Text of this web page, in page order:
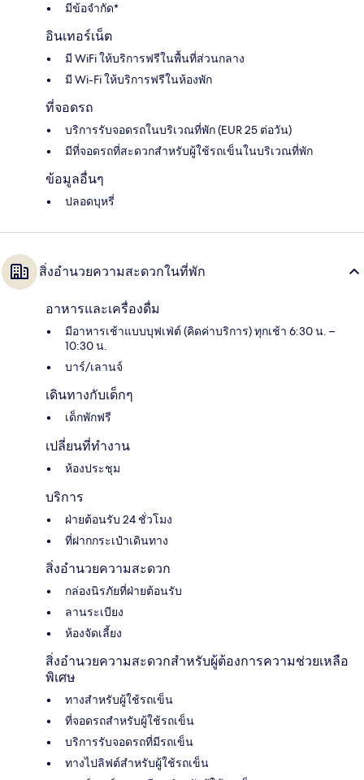
มีข้อจำกัด*
อินเทอร์เน็ต
มี WiFi ให้บริการฟรีในพื้นที่ส่วนกลาง
มี Wi-Fi ให้บริการฟรีในห้องพัก
ที่จอดรถ
บริการรับจอดรถในบริเวณที่พัก (EUR 25 ต่อวัน)
มีที่จอดรถที่สะดวกสำหรับผู้ใช้รถเข็นในบริเวณที่พัก
ข้อมูลอื่นๆ
ปลอดบุหรี่
สิ่งอำนวยความสะดวกในที่พัก
อาหารและเครื่องดื่ม
มีอาหารเช้าแบบบุฟเฟ่ต์ (คิดค่าบริการ) ทุกเช้า 6:30 น. –
10:30 น.
บาร์/เลานจ์
เดินทางกับเด็กๆ
เด็กพักฟรี
เปลี่ยนที่ทำงาน
ห้องประชุม
บริการ
ฝ่ายต้อนรับ 24 ชั่วโมง
ที่ฝากกระเป๋าเดินทาง
สิ่งอำนวยความสะดวก
กล่องนิรภัยที่ฝ่ายต้อนรับ
ลานระเบียง
ห้องจัดเลี้ยง
สิ่งอำนวยความสะดวกสำหรับผู้ต้องการความช่วยเหลือ
พิเศษ
ทางสำหรับผู้ใช้รถเข็น
ที่จอดรถสำหรับผู้ใช้รถเข็น
บริการรับจอดรถที่มีรถเข็น
ทางไปลิฟต์สำหรับผู้ใช้รถเข็น